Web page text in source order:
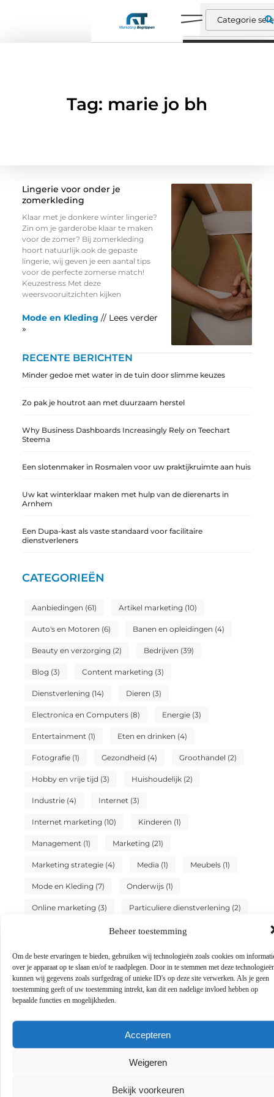
Beheer toestemming
Om de beste ervaringen te bieden, gebruiken wij technologieën zoals cookies om
over je apparaat op te slaan en/of te raadplegen. Door in te stemmen met deze
kunnen wij gegevens zoals surfgedrag of unieke ID's op deze site verwerken. Als je geen
toestemming geeft of uw toestemming intrekt, kan dit een nadelige invloed hebben op
bepaalde functies en mogelijkheden.
Accepteren
Weigeren
Bekijk voorkeuren
Tag: marie jo bh
RECENTE BERICHTEN
Minder gedoe met water in de tuin door slimme keuzes
Zo pak je houtrot aan met duurzaam herstel
Why Business Dashboards Increasingly Rely on Teechart
Steema
Een slotenmaker in Rosmalen voor uw praktijkruimte aan huis
Uw kat winterklaar maken met hulp van de dierenarts in
Arnhem
Een Dupa-kast als vaste standaard voor facilitaire
dienstverleners
CATEGORIEËN
Aanbiedingen (61) Artikel marketing (10)
Auto's en Motoren (6) Banen en opleidingen (4)
Beauty en verzorging (2) Bedrijven (39)
Blog (3) Content marketing (3)
Dienstverlening (14) Dieren (3)
Electronica en Computers(8) Energie(3)
Entertainment(1) Eten en drinken (4)
Fotografie(1) Gezondheid (4) Groothandel (2)
Hobby en vrije tijd (3) Huishoudelijk(2)
Industrie(4) Internet(3)
Internet marketing (10) Kinderen (1)
Management(1) Marketing (21)
Marketing strategie(4) Media (1) Meubels(1)
Mode en Kleding (7) Onderwijs(1)
Online marketing (3) Particuliere dienstverlening (2)
Testing(1) Tuin en buitenleven
Vervoer en transport (3) Winkelen(19)
Woning en Tuin(10) Zakelijk(10)
(2)
Zoekmachine optimalisatie (1)
Lingerie voor onder je
zomerkleding
Klaar met je donkere winter lingerie?
Zin om je garderobe klaar te maken
voor de zomer? Bij zomerkleding
hoort natuurlijk ook de gepaste
lingerie, wij geven je een aantal tips
voor de perfecte zomerse match!
Keuzestress Met deze
weersvooruitzichten kijken
Mode en Kleding // Lees verder
»